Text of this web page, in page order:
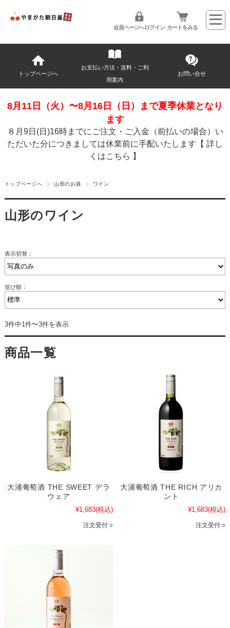
会員ページへログイン カートをみる
トップページへ
お支払い方法・送料・ご利
用案内
お問い合せ
8月11日（火）〜8月16日（日）まで夏季休業となり
ます
８月9日(日)16時までにご注文・ご入金（前払いの場合）い
ただいた分につきましては休業前に手配いたします【 詳し
くはこちら 】
トップページへ 山形のお酒 ワイン
山形のワイン
表示切替：
並び順：
3件中1件〜3件を表示
商品一覧
大浦葡萄酒 THE SWEET デラ
ウェア
¥1,683(税込)
注文受付 ○
大浦葡萄酒 THE RICH アリカ
ント
¥1,683(税込)
注文受付 ○